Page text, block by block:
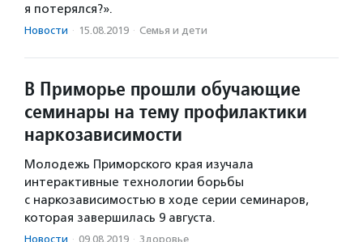
я потерялся?».
Новости · 15.08.2019 · Семья и дети
В Приморье прошли обучающие
семинары на тему профилактики
наркозависимости
Молодежь Приморского края изучала
интерактивные технологии борьбы
с наркозависимостью в ходе серии семинаров,
которая завершилась 9 августа.
Новости · 09.08.2019 · Здоровье